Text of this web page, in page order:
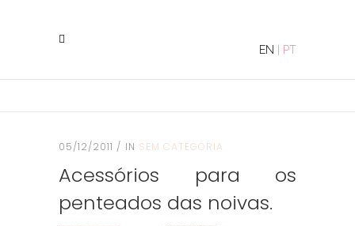
EN PT
05/12/2011 IN SEM CATEGORIA
Acessórios para os
penteados das noivas.